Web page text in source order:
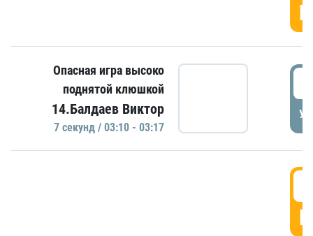
Опасная игра высоко
поднятой клюшкой
14.Балдаев Виктор
7 секунд / 03:10 - 03:17